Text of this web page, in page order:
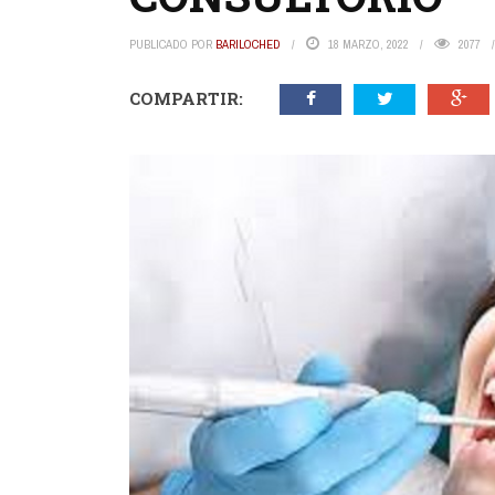
PUBLICADO POR BARILOCHED 18 MARZO, 2022 2077
COMPARTIR: